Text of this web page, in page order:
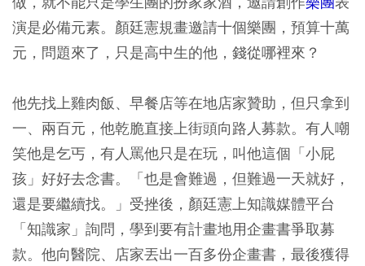
演是必備元素。顏廷憲規畫邀請十個樂團，預算十萬
元，問題來了，只是高中生的他，錢從哪裡來？
他先找上雞肉飯、早餐店等在地店家贊助，但只拿到
一、兩百元，他乾脆直接上街頭向路人募款。有人嘲
笑他是乞丐，有人罵他只是在玩，叫他這個「小屁
孩」好好去念書。「也是會難過，但難過一天就好，
還是要繼續找。」受挫後，顏廷憲上知識媒體平台
「知識家」詢問，學到要有計畫地用企畫書爭取募
款。他向醫院、店家丟出一百多份企畫書，最後獲得